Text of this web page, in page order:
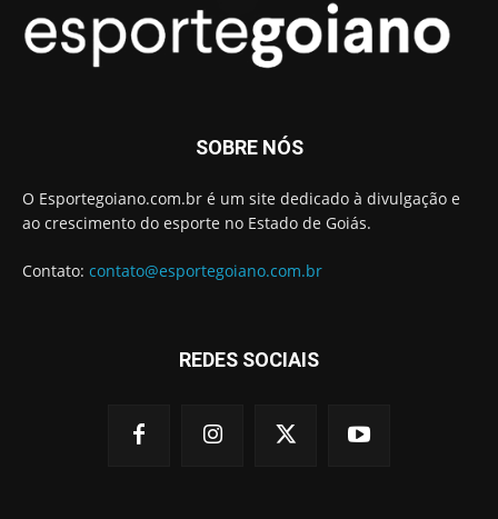
SOBRE NÓS
O Esportegoiano.com.br é um site dedicado à divulgação e
ao crescimento do esporte no Estado de Goiás.
Contato: contato@esportegoiano.com.br
REDES SOCIAIS